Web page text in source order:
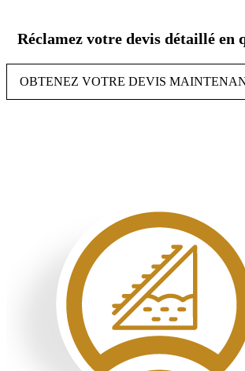
contenu
Réclamez votre devis détaillé en
OBTENEZ VOTRE DEVIS